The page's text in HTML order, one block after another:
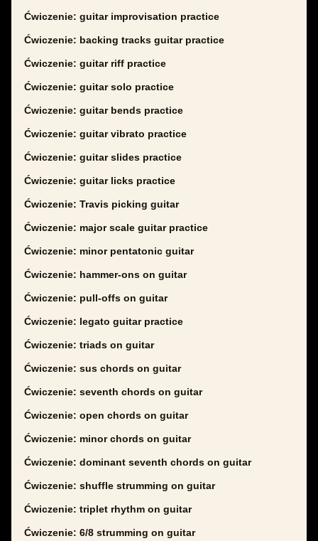
Ćwiczenie: guitar improvisation practice
Ćwiczenie: backing tracks guitar practice
Ćwiczenie: guitar riff practice
Ćwiczenie: guitar solo practice
Ćwiczenie: guitar bends practice
Ćwiczenie: guitar vibrato practice
Ćwiczenie: guitar slides practice
Ćwiczenie: guitar licks practice
Ćwiczenie: Travis picking guitar
Ćwiczenie: major scale guitar practice
Ćwiczenie: minor pentatonic guitar
Ćwiczenie: hammer-ons on guitar
Ćwiczenie: pull-offs on guitar
Ćwiczenie: legato guitar practice
Ćwiczenie: triads on guitar
Ćwiczenie: sus chords on guitar
Ćwiczenie: seventh chords on guitar
Ćwiczenie: open chords on guitar
Ćwiczenie: minor chords on guitar
Ćwiczenie: dominant seventh chords on guitar
Ćwiczenie: shuffle strumming on guitar
Ćwiczenie: triplet rhythm on guitar
Ćwiczenie: 6/8 strumming on guitar